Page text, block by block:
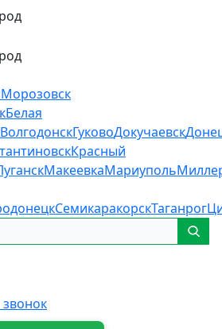
Морозовск
Белая
ВолгодонскГуковоДокучаевск
Красный
МакеевкаМариуполь
СемикаракорскТаганрог